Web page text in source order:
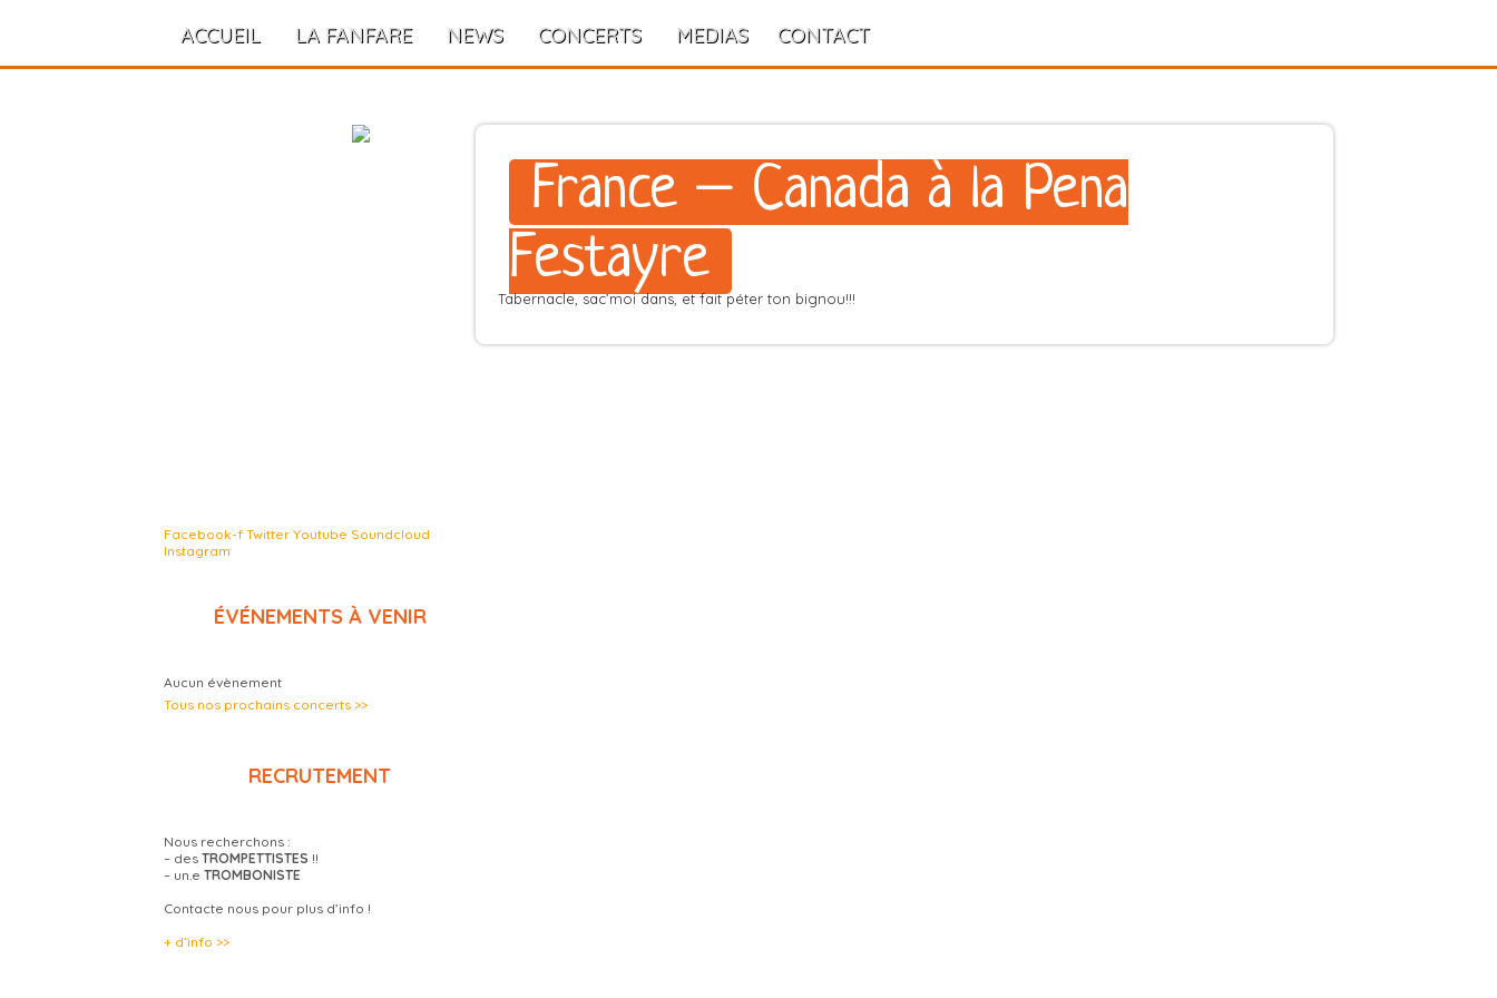
ACCUEIL LA FANFARE NEWS CONCERTS MEDIAS CONTACT
Facebook-f Twitter Youtube Soundcloud
Instagram
ÉVÉNEMENTS À VENIR
Aucun évènement
Tous nos prochains concerts >>
RECRUTEMENT
Nous recherchons :
– des TROMPETTISTES !!
– un.e TROMBONISTE
Contacte nous pour plus d’info !
+ d’info >>
France – Canada à la Pena
Festayre
Tabernacle, sac’moi dans, et fait péter ton bignou!!!